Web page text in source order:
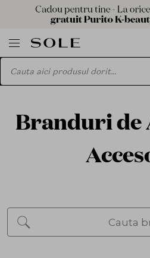
Branduri de